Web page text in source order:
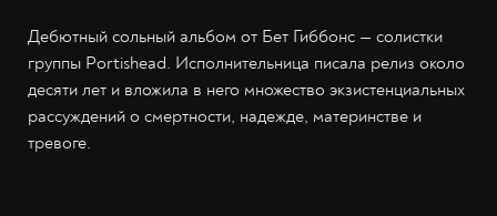
Дебютный сольный альбом от Бет Гиббонс — солистки
группы Portishead. Исполнительница писала релиз около
десяти лет и вложила в него множество экзистенциальных
рассуждений о смертности, надежде, материнстве и
тревоге.